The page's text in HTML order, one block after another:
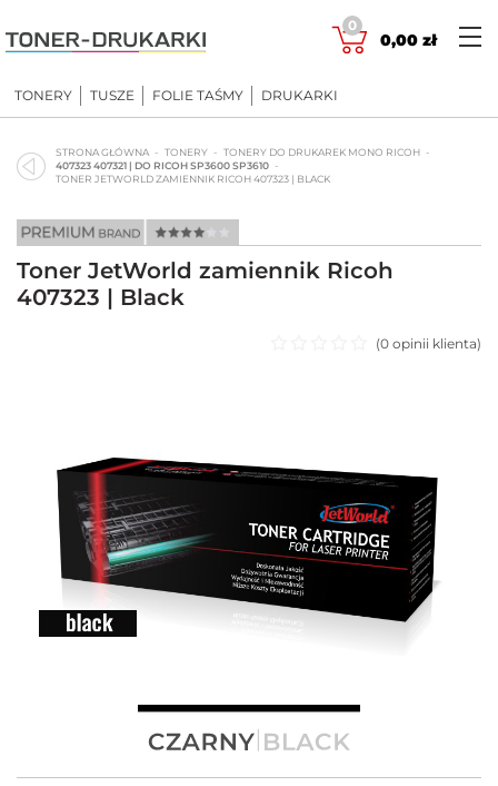
to
content
0
0,00 zł
TONERY TUSZE FOLIE TAŚMY DRUKARKI
STRONA GŁÓWNA TONERY
TONERY DO DRUKAREK MONO RICOH
407323 407321 | DO RICOH SP3600 SP3610
TONER JETWORLD ZAMIENNIK RICOH 407323 | BLACK
Toner JetWorld zamiennik Ricoh
407323 | Black
(0 opinii klienta)